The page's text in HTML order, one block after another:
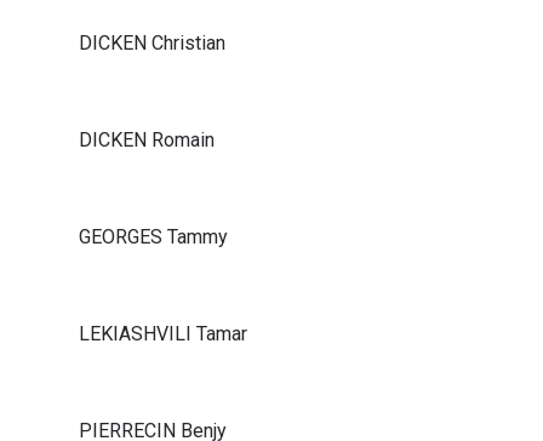
DICKEN Christian
DICKEN Romain
GEORGES Tammy
LEKIASHVILI Tamar
PIERRECIN Benjy